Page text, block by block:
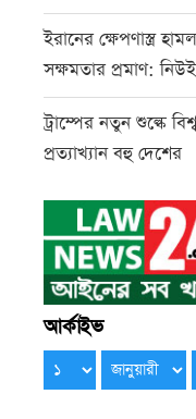
ইরানের ক্ষেপণাস্ত্র
সক্ষমতার প্রমাণ:
ট্রাম্পের নতুন শুল্কে
প্রত্যাখ্যান বহু দেশের
আর্কাইভ